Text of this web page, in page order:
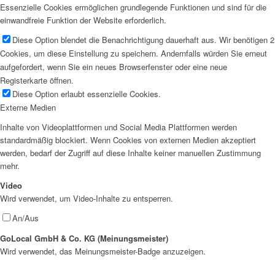
Essenzielle Cookies ermöglichen grundlegende Funktionen und sind für die
einwandfreie Funktion der Website erforderlich.
Diese Option blendet die Benachrichtigung dauerhaft aus. Wir benötigen 2
Cookies, um diese Einstellung zu speichern. Andernfalls würden Sie erneut
aufgefordert, wenn Sie ein neues Browserfenster oder eine neue
Registerkarte öffnen.
Diese Option erlaubt essenzielle Cookies.
Externe Medien
Inhalte von Videoplattformen und Social Media Plattformen werden
standardmäßig blockiert. Wenn Cookies von externen Medien akzeptiert
werden, bedarf der Zugriff auf diese Inhalte keiner manuellen Zustimmung
mehr.
Video
Wird verwendet, um Video-Inhalte zu entsperren.
An/Aus
GoLocal GmbH & Co. KG (Meinungsmeister)
Wird verwendet, das Meinungsmeister-Badge anzuzeigen.